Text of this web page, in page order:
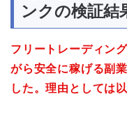
ンクの検証結
フリートレーディン
がら安全に稼げる副
した。理由としては